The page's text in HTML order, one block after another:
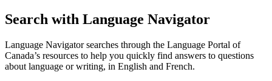
Search with Language Navigator
Language Navigator searches through the Language Portal of
Canada’s resources to help you quickly find answers to questions
about language or writing, in English and French.